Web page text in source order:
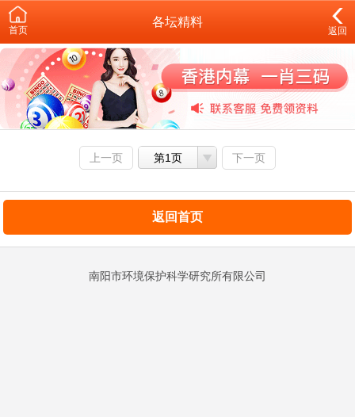
首页
各坛精料
返回
上一页 第1页 下一页
返回首页
南阳市环境保护科学研究所有限公司